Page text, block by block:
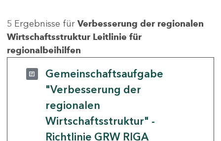
5 Ergebnisse für Verbesserung der regionalen
Wirtschaftsstruktur Leitlinie für
regionalbeihilfen
Gemeinschaftsaufgabe
"Verbesserung der
regionalen
Wirtschaftsstruktur" -
Richtlinie GRW RIGA